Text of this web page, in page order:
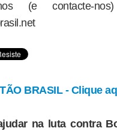
(e contacte-
BRASIL - Clique
na luta contra